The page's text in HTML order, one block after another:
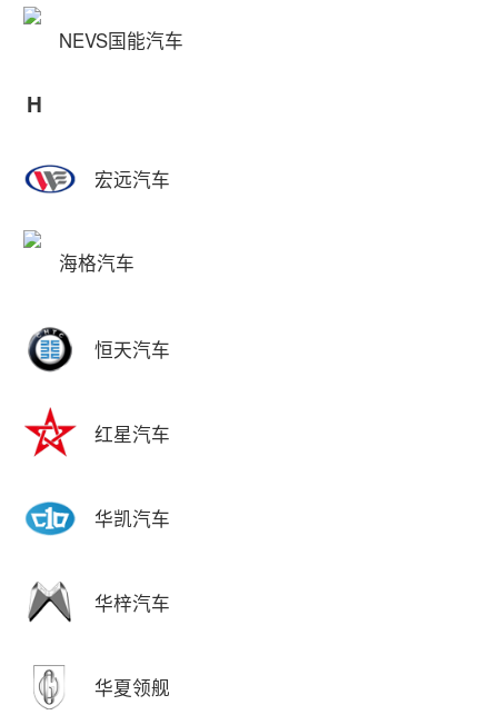
NEVS国能汽车
H
宏远汽车
海格汽车
恒天汽车
红星汽车
华凯汽车
华梓汽车
华夏领舰